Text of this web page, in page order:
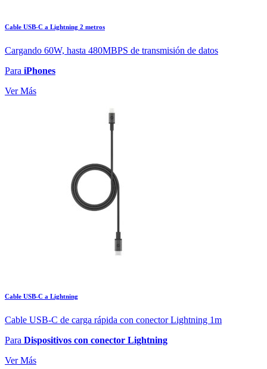
Cable USB-C a Lightning 2 metros
Cargando 60W, hasta 480MBPS de transmisión de datos
Para iPhones
Ver Más
Cable USB-C a Lightning
Cable USB-C de carga rápida con conector Lightning 1m
Para Dispositivos con conector Lightning
Ver Más